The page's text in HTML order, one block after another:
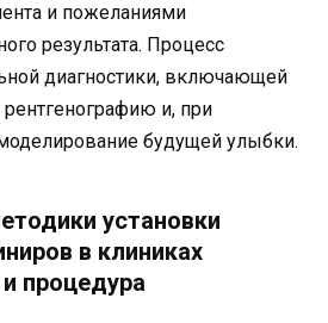
и пожеланиями
результата. Процесс
диагностики, включающей
и, при
будущей улыбки.
установки
в клиниках
процедура